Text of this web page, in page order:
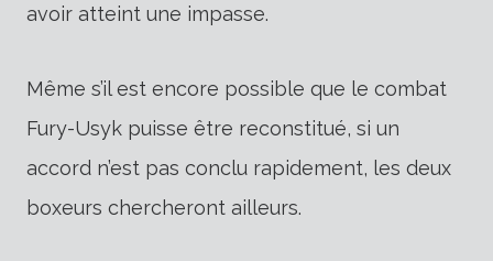
avoir atteint une impasse.
Même s’il est encore possible que le combat
Fury-Usyk puisse être reconstitué, si un
accord n’est pas conclu rapidement, les deux
boxeurs chercheront ailleurs.